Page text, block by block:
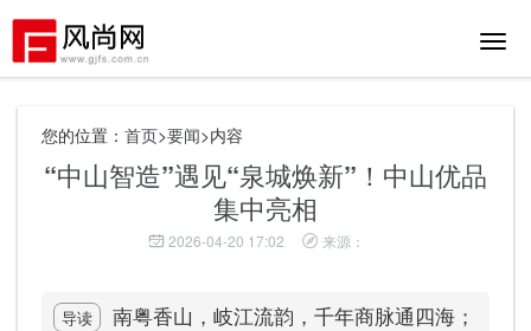
切
您的位置： 首页>要闻>内容
“中山智造”遇见“泉城焕新”！中山优品
集中亮相
2026-04-20 17:02 来源：
导读
南粤香山，岐江流韵，千年商脉通四海；